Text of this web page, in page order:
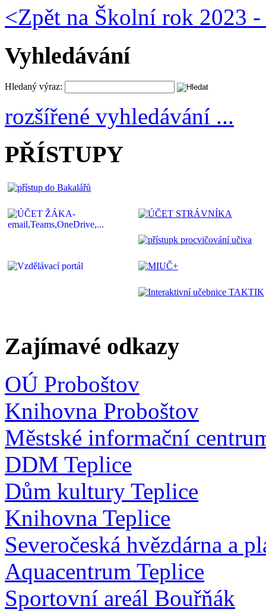
<Zpět na Školní rok 2023 -
Vyhledávání
Hledaný výraz:
rozšířené vyhledávání ...
PŘÍSTUPY
Zajímavé odkazy
OÚ Proboštov
Knihovna Proboštov
Městské informační
DDM Teplice
Dům kultury Teplice
Knihovna Teplice
Severočeská hvězdárna a
Aquacentrum Teplice
Sportovní areál Bouřňák